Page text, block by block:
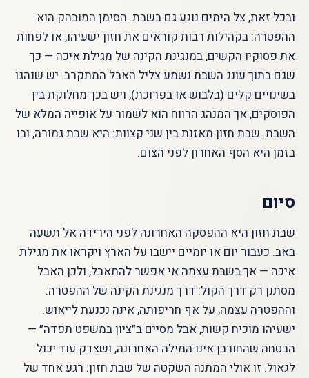
ובכל זאת, צל הימים נוגע גם בשבת. הסימן המובהק הוא
ההפטרה: בקהילות רבות קוראים את חזון ישעיהו, או לפחות
את פסוקיו הקשים, במנגינת הקינה של מגילת איכה — כך
שגם בתוך עונג השבת נשמע צליל האבל המתקרב. יש שנהגו
בשינויים קלים (בלבוש או בפרוכת), ויש בכך מחלוקת בין
הפוסקים, אך המנהג הרווח הוא לשמור על אופייה המלא של
השבת. שבת חזון מאזנת בין שני קצוות: היא שבת גמורה, ובו
בזמן היא הסף האחרון לפני הצום.
סיום
שבת חזון היא ההפסקה האחרונה לפני הירידה אל תשעה
באב. כעבור יום או יומיים יישבו על הארץ ויקראו את מגילת
איכה — אך בשבת עצמה אי אפשר להתאבל, ולכן האבל
מסתנן רק דרך הקול: דרך מנגינת הקינה של ההפטרה.
וההפטרה עצמה, על אף חריפותה, אינה נכנעת לייאוש.
ישעיהו מוכיח קשות, אבל מסיים ב״ציון במשפט תפדה״ —
הבטחה שהחורבן אינו המילה האחרונה, ושצדק עוד יכול
לגאול. זו אולי המתנה השקטה של שבת חזון: רגע אחד של